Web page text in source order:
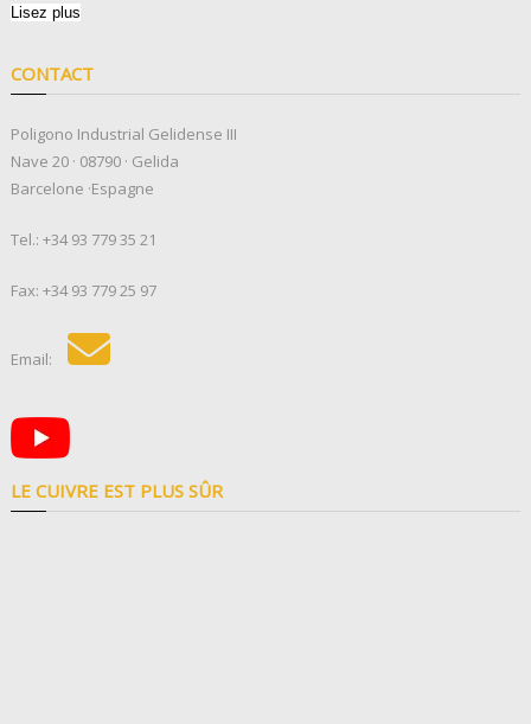
Lisez plus
CONTACT
Poligono Industrial Gelidense III
Nave 20 · 08790 · Gelida
Barcelone ·Espagne
Tel.: +34 93 779 35 21
Fax: +34 93 779 25 97
Email:
LE CUIVRE EST PLUS SÛR